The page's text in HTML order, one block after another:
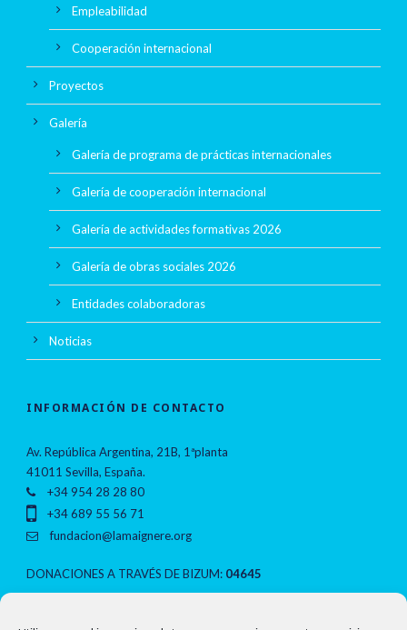
Empleabilidad
Cooperación internacional
Proyectos
Galería
Galería de programa de prácticas internacionales
Galería de cooperación internacional
Galería de actividades formativas 2026
Galería de obras sociales 2026
Entidades colaboradoras
Noticias
INFORMACIÓN DE CONTACTO
Av. República Argentina, 21B, 1ªplanta
41011 Sevilla, España.
+34 954 28 28 80
+34 689 55 56 71
fundacion@lamaignere.org
DONACIONES A TRAVÉS DE BIZUM: 04645